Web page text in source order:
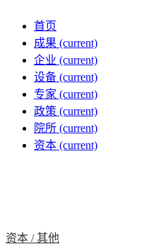
首页
成果 (current)
企业 (current)
设备 (current)
专家 (current)
政策 (current)
院所 (current)
资本 (current)
资本 /其他